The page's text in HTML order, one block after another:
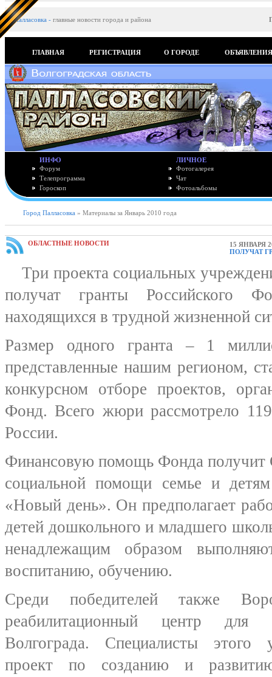
Палласовка - главные новости города и района
ГЛАВНАЯ РЕГИСТРАЦИЯ О ГОРОДЕ ОБЪЯВЛЕНИЯ
ИНФО
Форум
Телепрограмма
Гороскоп
ЛИЧНОЕ
Фотогалерея
Чат
Фотоальбомы
Город Палласовка » Материалы за Январь 2010 года
ОБЛАСТНЫЕ НОВОСТИ
15 ЯНВАРЯ
ПОЛУЧАТ
Три проекта социальных
получат гранты Российского
находящихся в трудной жизненной
Размер одного гранта – 1
представленные нашим регионом,
конкурсном отборе проектов,
Фонд. Всего жюри рассмотрело
России.
Финансовую помощь Фонда получит
социальной помощи семье и
«Новый день». Он предполагает
детей дошкольного и младшего
ненадлежащим образом
воспитанию, обучению.
Среди победителей также
реабилитационный центр для
Волгограда. Специалисты этого
проект по созданию и